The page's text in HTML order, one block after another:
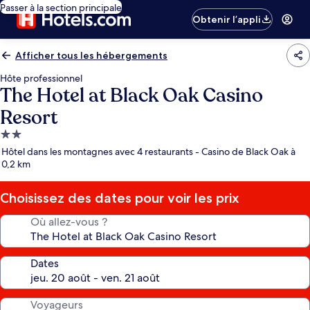
Passer à la section principale
Obtenir l’appli
Afficher tous les hébergements
Hôte professionnel
The Hotel at Black Oak Casino
Resort
Hébergement
2.0 étoiles
Hôtel dans les montagnes avec 4 restaurants - Casino de Black Oak à
0,2 km
Choisissez des dates pour voir les prix
Où allez-vous ?
Dates
Voyageurs